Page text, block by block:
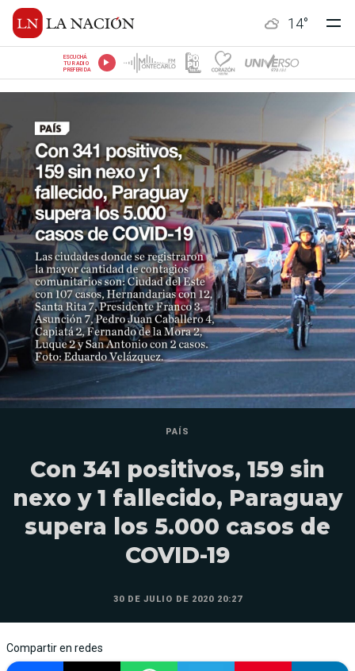
14°
ESCUCHÁ
TU RADIO
PREFERIDA
PAÍS
Con 341 positivos, 159 sin
nexo y 1 fallecido, Paraguay
supera los 5.000 casos de
COVID-19
30 DE JULIO DE 2020 20:27
Compartir en redes